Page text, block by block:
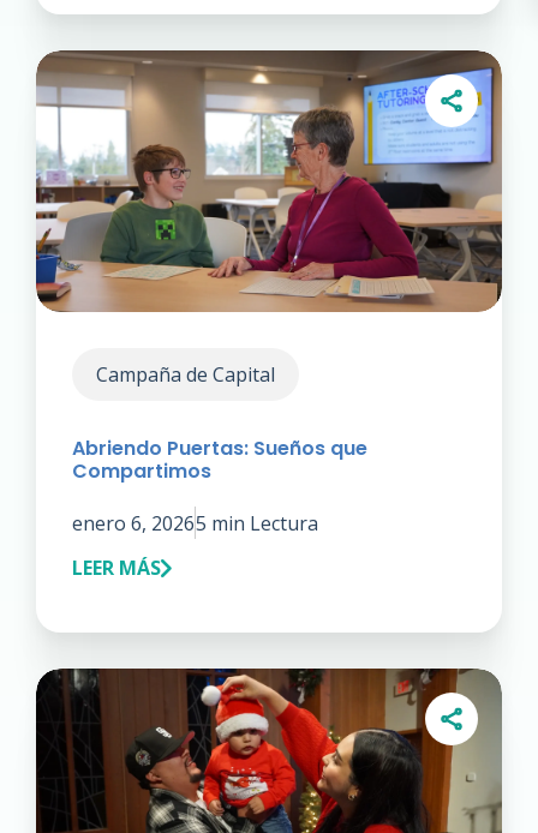
Campaña de Capital
Abriendo Puertas: Sueños que
Compartimos
enero 6, 20265 min Lectura
LEER MÁS